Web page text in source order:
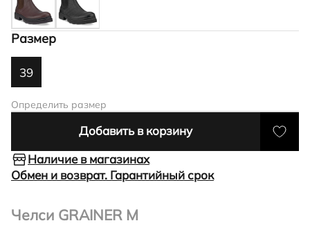
Размер
39
Определить размер
Добавить в корзину
Наличие в магазинах
Обмен и возврат. Гарантийный срок
Челси GRAINER M